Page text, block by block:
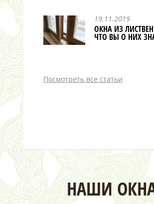
19.11.2019
ОКНА ИЗ
ЧТО ВЫ О НИХ
Посмотреть все статьи
НАШИ